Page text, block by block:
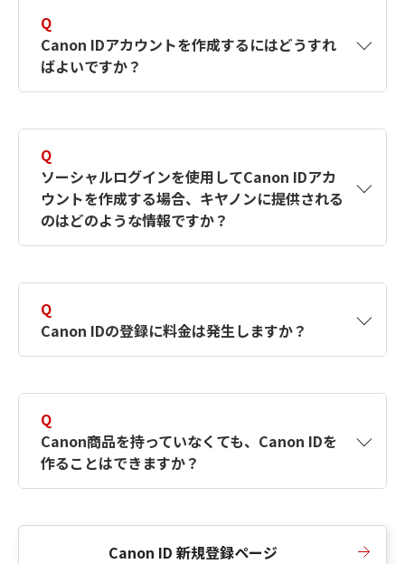
Q
Canon IDアカウントを作成するにはどうすれ
ばよいですか？
す。詳しい作成方法は【カメラ】Canon IDとは
何ですか？Canon IDの作成方法は？をご確認く
ださい。
Q
ソーシャルログインを使用してCanon IDアカ
ウントを作成する場合、キヤノンに提供される
のはどのような情報ですか？
択したサービスから取得します。アカウントを
簡単に作成できるように、この情報を使用して
Canon IDの登録フォームを入力します。
Q
Canon IDの登録に料金は発生しますか？
Q
Canon商品を持っていなくても、Canon IDを
作ることはできますか？
Canon ID 新規登録ページ